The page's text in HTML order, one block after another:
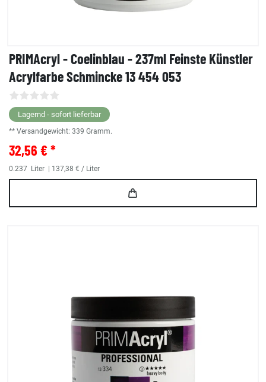
PRIMAcryl - Coelinblau - 237ml Feinste Künstler
Acrylfarbe Schmincke 13 454 053
Lagernd - sofort lieferbar
** Versandgewicht: 339 Gramm.
32,56 € *
0.237 Liter | 137,38 € / Liter